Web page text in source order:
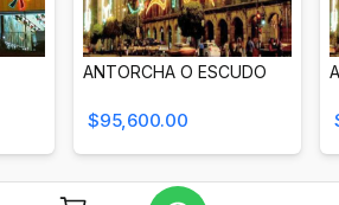
ANTORCHA O ESCUDO
$95,600.00